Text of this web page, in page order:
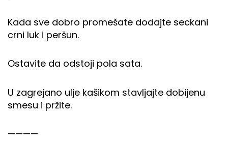
Kada sve dobro promešate dodajte seckani
crni luk i peršun.
Ostavite da odstoji pola sata.
U zagrejano ulje kašikom stavljajte dobijenu
smesu i pržite.
————